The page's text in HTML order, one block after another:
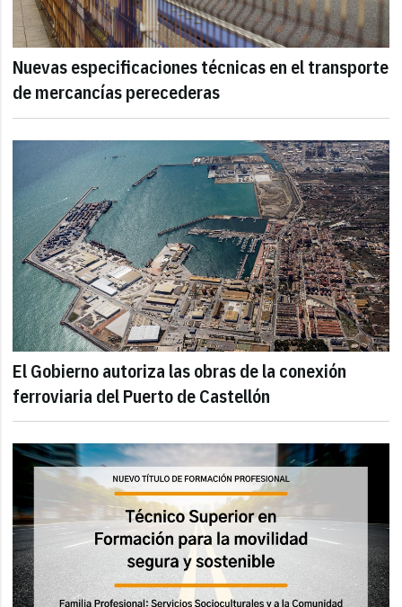
Nuevas especificaciones técnicas en el transporte
de mercancías perecederas
El Gobierno autoriza las obras de la conexión
ferroviaria del Puerto de Castellón